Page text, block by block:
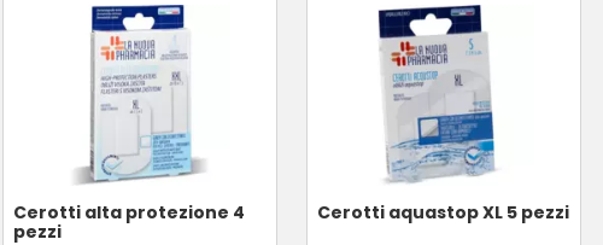
Cerotti alta protezione 4
pezzi
Cerotti aquastop XL 5 pezzi